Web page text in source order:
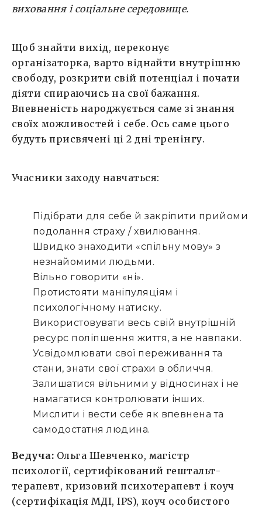
виховання і соціальне середовище.
Щоб знайти вихід, переконує
організаторка, варто віднайти внутрішню
свободу, розкрити свій потенціал і почати
діяти спираючись на свої бажання.
Впевненість народжується саме зі знання
своїх можливостей і себе. Ось саме цього
будуть присвячені ці 2 дні тренінгу.
Учасники заходу навчаться:
Підібрати для себе й закріпити прийоми
подолання страху / хвилювання.
Швидко знаходити «спільну мову» з
незнайомими людьми.
Вільно говорити «ні».
Протистояти маніпуляціям і
психологічному натиску.
Використовувати весь свій внутрішній
ресурс поліпшення життя, а не навпаки.
Усвідомлювати свої переживання та
стани, знати свої страхи в обличчя.
Залишатися вільними у відносинах і не
намагатися контролювати інших.
Мислити і вести себе як впевнена та
самодостатня людина.
Ведуча: Ольга Шевченко, магістр
психології, сертифікований гештальт-
терапевт, кризовий психотерапевт і коуч
(сертифікація МДІ, IPS), коуч особистого